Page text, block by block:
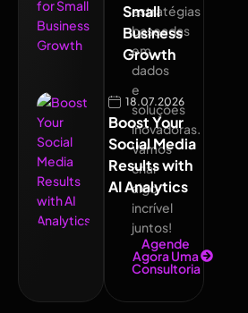
Small
Business
Growth
18.07.2026
Boost Your
Social Media
Results with
AI Analytics
estratégias
baseadas
em
dados
e
soluções
inovadoras.
Vamos
criar
algo
incrível
juntos!
Agende
Agora Uma
Consultoria